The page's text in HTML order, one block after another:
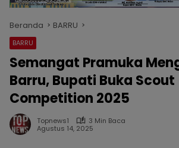
Beranda BARRU
BARRU
Semangat Pramuka
Barru, Bupati Buka Scout
Competition 2025
Topnews1
3 Min Baca
Agustus 14, 2025